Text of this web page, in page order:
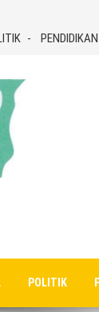
PENDIDIKAN
POLITIK